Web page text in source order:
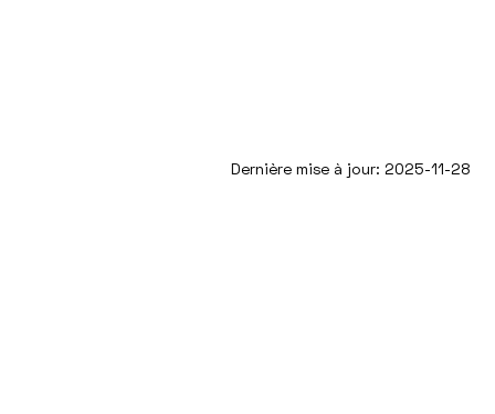
Dernière mise à jour: 2025-11-28